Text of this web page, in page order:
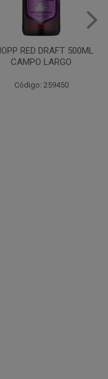
VINHO JURUPINGA DINALLE
975ML BCO